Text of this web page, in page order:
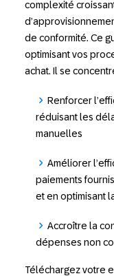
complexité
de conformité. Ce
optimisant vos
achat. Il se
Renforcer
réduisant les
manuelles
Améliorer
paiements
et en optimisant
Accroître la
dépenses non
Téléchargez votre